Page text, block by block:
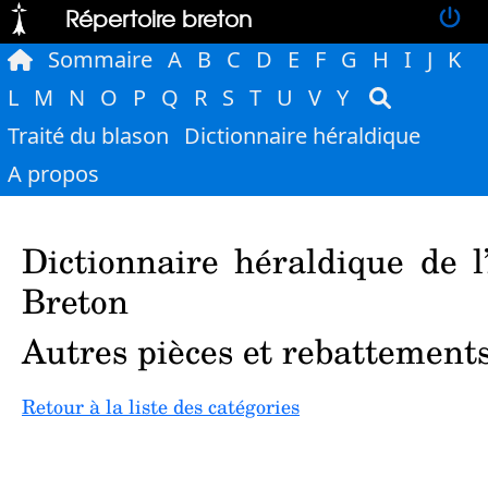
Répertoire breton
Sommaire A B C D E F G H I J
K
L M N O P Q R S T U V Y
Traité du blason
Dictionnaire héraldique
A propos
Dictionnaire héraldique de
Breton
Autres pièces et
Retour à la liste des catégories